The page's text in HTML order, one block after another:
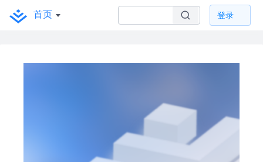
首页 登录